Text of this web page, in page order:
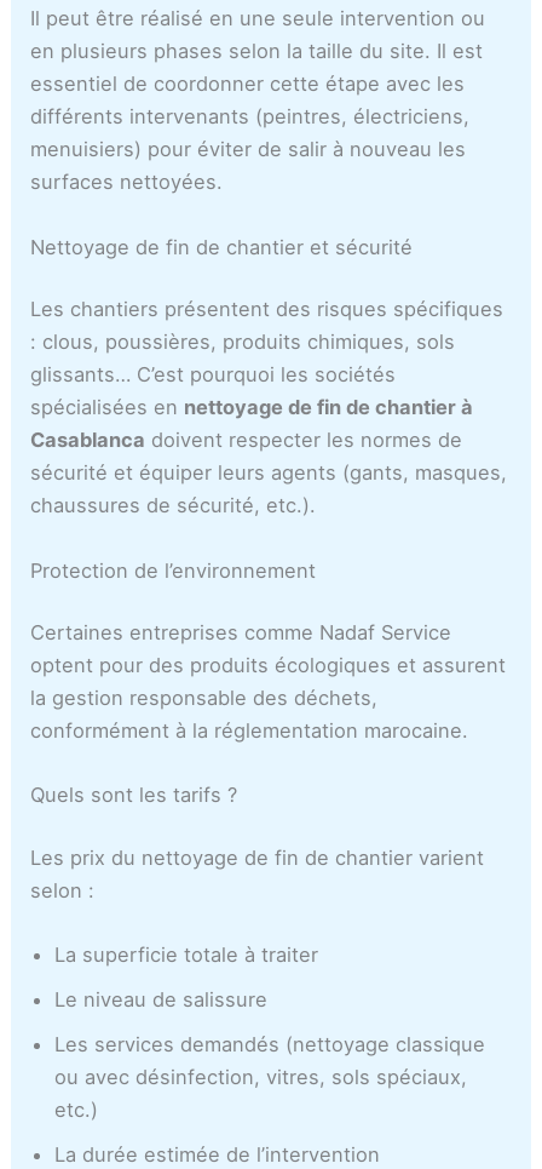
Il peut être réalisé en une seule intervention ou
en plusieurs phases selon la taille du site. Il est
essentiel de coordonner cette étape avec les
différents intervenants (peintres, électriciens,
menuisiers) pour éviter de salir à nouveau les
surfaces nettoyées.
Nettoyage de fin de chantier et sécurité
Les chantiers présentent des risques spécifiques
: clous, poussières, produits chimiques, sols
glissants… C’est pourquoi les sociétés
spécialisées en nettoyage de fin de chantier à
Casablanca doivent respecter les normes de
sécurité et équiper leurs agents (gants, masques,
chaussures de sécurité, etc.).
Protection de l’environnement
Certaines entreprises comme Nadaf Service
optent pour des produits écologiques et assurent
la gestion responsable des déchets,
conformément à la réglementation marocaine.
Quels sont les tarifs ?
Les prix du nettoyage de fin de chantier varient
selon :
La superficie totale à traiter
Le niveau de salissure
Les services demandés (nettoyage classique
ou avec désinfection, vitres, sols spéciaux,
etc.)
La durée estimée de l’intervention